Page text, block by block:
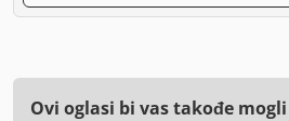
Ovi oglasi bi vas takođe